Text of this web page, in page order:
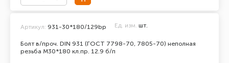
Болт в/проч. DIN 931 (ГОСТ 7798-70, 7805-70) неполная
резьба М30*180 кл.пр. 12.9 б/п
Артикул: 931-30*180/129bp Ед. изм. шт.